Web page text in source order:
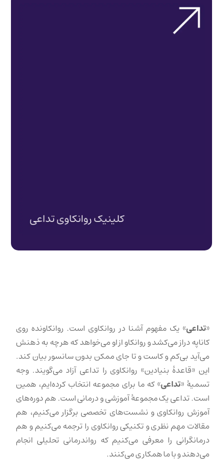
«تداعی» یک مفهوم آشنا در روانکاوی است. روانکاونده روی
کاناپه دراز می‌کشد و روانکاو از او می‌خواهد که هر چه به ذهنش
می‌آید بی‌کم و کاست و تا جای ممکن بدون سانسور بیان کند.
این «قاعدهٔ بنیادین» روانکاوی را تداعی آزاد می‌گویند. وجه
تسمیهٔ «تداعی» که ما برای مجموعه انتخاب کرده‌ایم، همین
است. تداعی یک مجموعهٔ آموزشی و درمانی است. هم دوره‌های
آموزش روانکاوی و نشست‌های تخصصی برگزار می‌کنیم، هم
مقالات مهم نظری و تکنیکی روانکاوی را ترجمه می‌کنیم و هم
درمانگرانی را معرفی می‌کنیم که رواندرمانی تحلیلی انجام
می‌دهند و با ما همکاری می‌کنند.